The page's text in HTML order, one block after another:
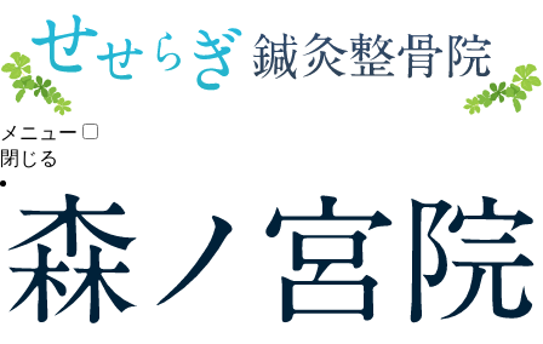
メニュー
閉じる